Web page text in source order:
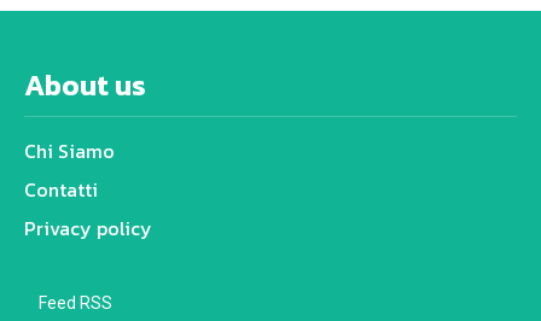
About us
Chi Siamo
Contatti
Privacy policy
Feed RSS